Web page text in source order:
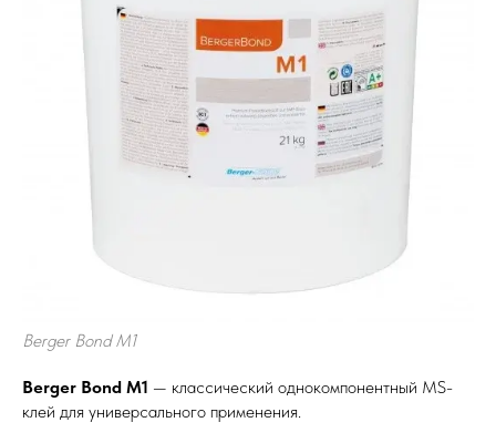
Berger Bond M1
Berger Bond M1 — классический однокомпонентный MS-
клей для универсального применения.